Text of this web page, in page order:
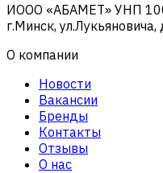
ИООО «АБАМЕТ» УНП
г.Минск,
О компании
Новости
Вакансии
Бренды
Контакты
Отзывы
О нас